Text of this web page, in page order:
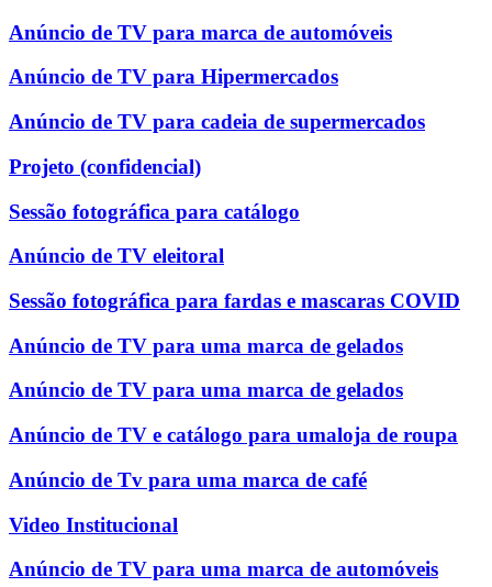
Anúncio de TV para marca de automóveis
Anúncio de TV para Hipermercados
Anúncio de TV para cadeia de supermercados
Projeto (confidencial)
Sessão fotográfica para catálogo
Anúncio de TV eleitoral
Sessão fotográfica para fardas e mascaras COVID
Anúncio de TV para uma marca de gelados
Anúncio de TV para uma marca de gelados
Anúncio de TV e catálogo para umaloja de roupa
Anúncio de Tv para uma marca de café
Video Institucional
Anúncio de TV para uma marca de automóveis